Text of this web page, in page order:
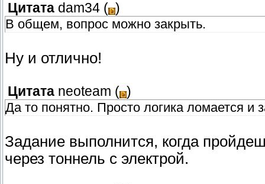
Цитата dam34 ( )
В общем, вопрос можно закрыть.
Ну и отлично!
Цитата neoteam ( )
Да то понятно. Просто логика ломается и
Задание выполнится, когда
через тоннель с электрой.